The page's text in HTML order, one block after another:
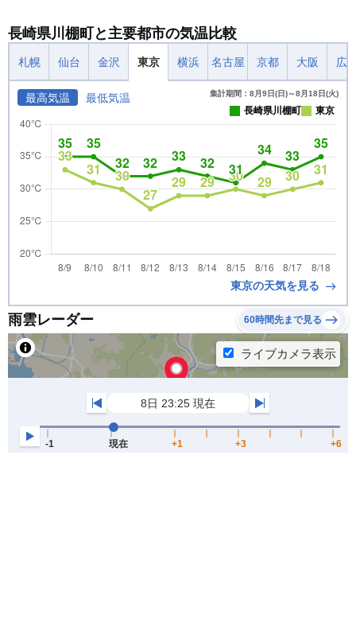
長崎県川棚町と主要都市の気温比較
札幌 仙台 金沢 東京 横浜 名古屋 京都 大阪 広
最高気温 最低気温 集計期間：8月9日(日)～8月18日(火)
長崎県川棚町 東京
東京の天気を見る
雨雲レーダー 60時間先まで見る